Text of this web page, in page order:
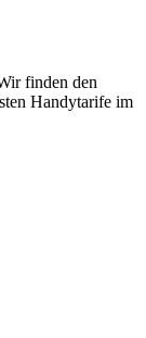
finden den
Handytarife im